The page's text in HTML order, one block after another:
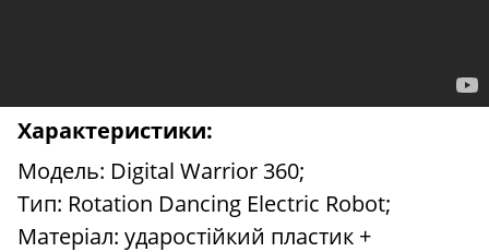
Характеристики:
Модель: Digital Warrior 360;
Тип: Rotation Dancing Electric Robot;
Матеріал: ударостійкий пластик +